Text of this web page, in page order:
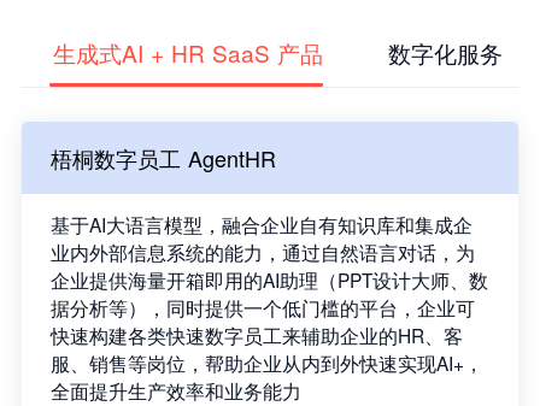
生成式AI + HR SaaS 产品 数字化服务
梧桐数字员工 AgentHR
基于AI大语言模型，融合企业自有知识库和集成企
业内外部信息系统的能力，通过自然语言对话，为
企业提供海量开箱即用的AI助理（PPT设计大师、数
据分析等），同时提供一个低门槛的平台，企业可
快速构建各类快速数字员工来辅助企业的HR、客
服、销售等岗位，帮助企业从内到外快速实现AI+，
全面提升生产效率和业务能力